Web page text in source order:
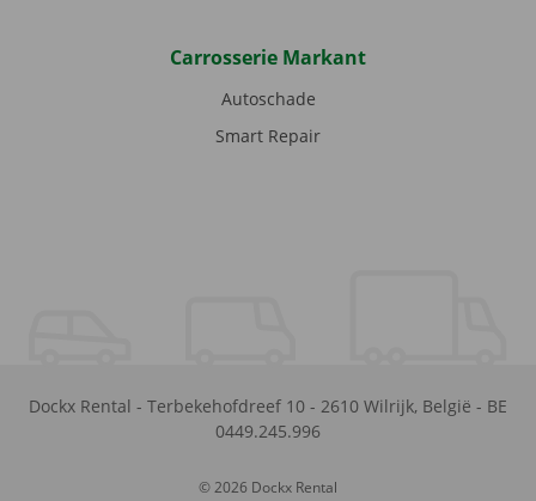
Carrosserie Markant
Autoschade
Smart Repair
Dockx Rental - Terbekehofdreef 10 - 2610 Wilrijk, België - BE
0449.245.996
© 2026 Dockx Rental